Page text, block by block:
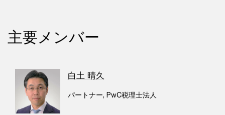
主要メンバー
白土 晴久
パートナー, PwC税理士法人